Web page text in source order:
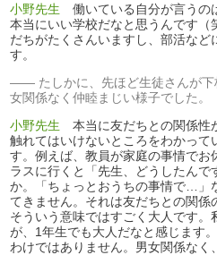
小野先生 働いている自分が言うの
本当にいい学校だなと思うんです
だちがたくさんいますし、部活など
す。
たしかに、先ほど生徒さんが
女関係なく仲睦まじい様子でした。
小野先生 本当に友だちとの関係性
触れてはいけないところをわかって
す。例えば、教員が家庭の事情でお
ラスに行くと「先生、どうしたん
か。「ちょっとおうちの事情で…」
てきません。それは友だちとの関係
そういう意味ではすごく大人です。
が、1年生でも大人だなと感じます
わけではありません。男女関係なく